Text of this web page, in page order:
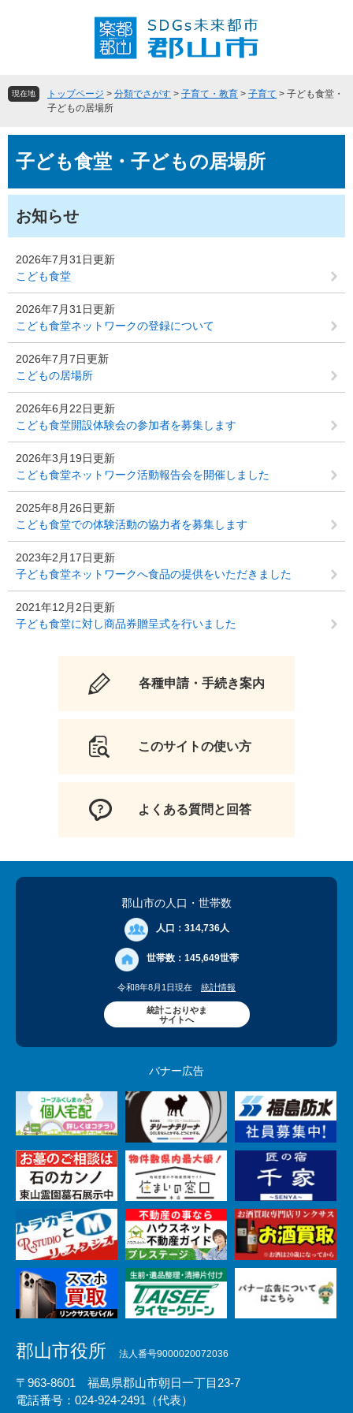
頭
飛
へ
現在地 トップページ > 分類でさがす > 子育て・教育 > 子育て > 子ども食堂・
子どもの居場所
文子ども食堂・子どもの居場所
お知らせ
2026年7月31日更新
こども食堂
2026年7月31日更新
こども食堂ネットワークの登録について
2026年7月7日更新
こどもの居場所
2026年6月22日更新
こども食堂開設体験会の参加者を募集します
2026年3月19日更新
こども食堂ネットワーク活動報告会を開催しました
2025年8月26日更新
こども食堂での体験活動の協力者を募集します
2023年2月17日更新
子ども食堂ネットワークへ食品の提供をいただきました
2021年12月2日更新
子ども食堂に対し商品券贈呈式を行いました
各種申請・手続き案内
このサイトの使い方
よくある質問と回答
郡山市の人口 ・世帯数
人口： 314,736人
世帯数： 145,649世帯
令和8年8月1日現在 統計情報
統計こおりやま
サイトへ
バナー広告
郡山市役所 法人番号9000020072036
〒963-8601 福島県郡山市朝日一丁目23-7
電話番号：024-924-2491（代表）